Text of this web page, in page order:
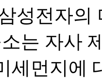
성전자의
는 자사
세먼지에